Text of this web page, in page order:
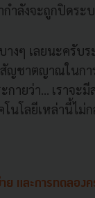
กำลังจะถูกปิดระ
งๆ เลยนะครับร
ญชาตญาณในกา
ายว่า... เราจะมี
นโลยีเหล่านี้ไม่
าย และการทดลอง